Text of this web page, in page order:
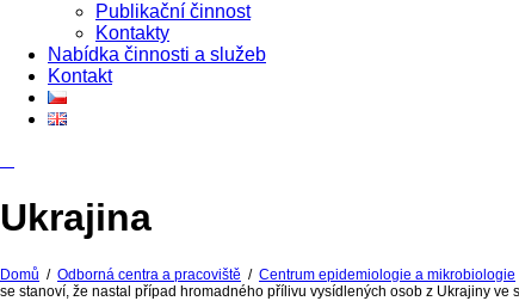
Publikační činnost
Kontakty
Nabídka činnosti a služeb
Kontakt
Ukrajina
Domů / Odborná centra a pracoviště / Centrum epidemiologie a mikrobiologie
se stanoví, že nastal případ hromadného přílivu vysídlených osob z Ukrajiny